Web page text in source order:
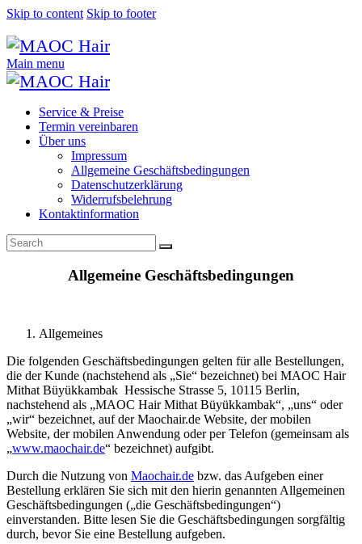
Skip to content Skip to footer
Main menu
Service & Preise
Termin vereinbaren
Über uns
Impressum
Allgemeine Geschäftsbedingungen
Datenschutzerklärung
Widerrufsbelehrung
Kontaktinformation
Allgemeine Geschäftsbedingungen
Allgemeines
Die folgenden Geschäftsbedingungen gelten für alle Bestellungen,
die der Kunde (nachstehend als „Sie“ bezeichnet) bei MAOC Hair
Mithat Büyükkambak Hessische Strasse 5, 10115 Berlin,
nachstehend als „MAOC Hair Mithat Büyükkambak“, „uns“ oder
„wir“ bezeichnet, auf der Maochair.de Website, der mobilen
Website, der mobilen Anwendung oder per Telefon (gemeinsam als
„www.maochair.de“ bezeichnet) aufgibt.
Durch die Nutzung von Maochair.de bzw. das Aufgeben einer
Bestellung erklären Sie sich mit den hierin genannten Allgemeinen
Geschäftsbedingungen („die Geschäftsbedingungen“)
einverstanden. Bitte lesen Sie die Geschäftsbedingungen sorgfältig
durch, bevor Sie eine Bestellung aufgeben.